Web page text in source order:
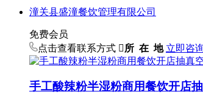
潼关县盛潼餐饮管理有限公司
免费会员
点击查看联系方式 所 在 地 立即咨
手工酸辣粉半湿粉商用餐饮开店